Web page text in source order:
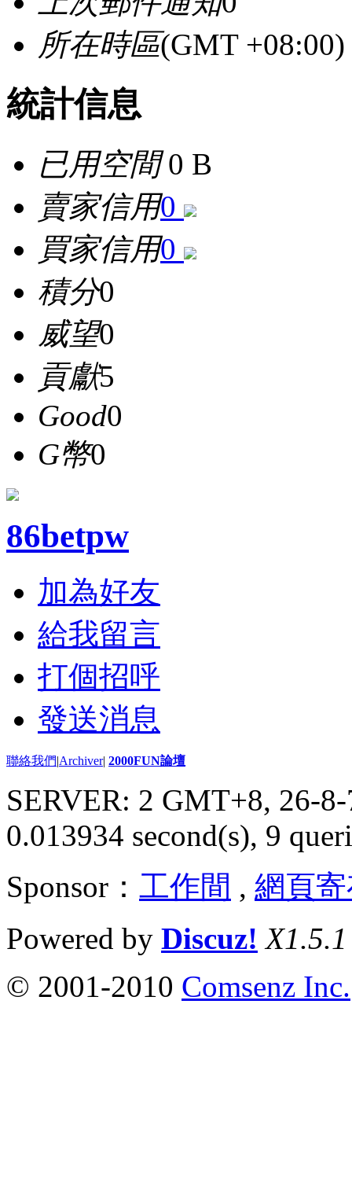
所在時區(GMT
統計信息
已用空間0 B
賣家信用0
買家信用0
積分0
威望0
貢獻5
Good0
G幣0
86betpw
加為好友
給我留言
打個招呼
發送消息
聯絡我們|Archiver| 2000FUN論壇
SERVER: 2 GMT+8, 26-
0.013934 second(s), 9
Sponsor： 工作間 , 網頁
Powered by Discuz! X1.5.1
© 2001-2010 Comsenz Inc.